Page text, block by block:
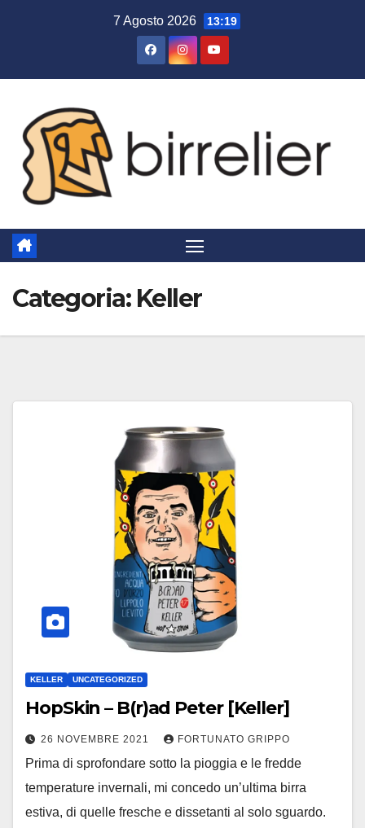
7 Agosto 2026 13:19
Categoria: Keller
KELLER UNCATEGORIZED
HopSkin – B(r)ad Peter [Keller]
26 NOVEMBRE 2021 FORTUNATO GRIPPO
Prima di sprofondare sotto la pioggia e le fredde
temperature invernali, mi concedo un’ultima birra
estiva, di quelle fresche e dissetanti al solo sguardo.